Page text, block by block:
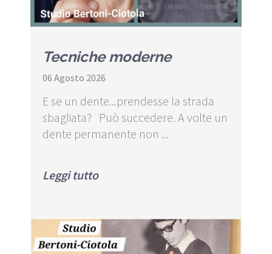
Tecniche moderne
06 Agosto 2026
E se un dente...prendesse la strada
sbagliata? Può succedere. A volte un
dente permanente non ...
Leggi tutto